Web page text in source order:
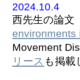
2024.10.4
西先生の論文
environments
Movement
リース も掲載